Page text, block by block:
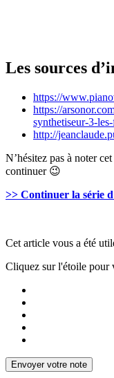
Les sources
https://
https://
synthetiseur-3-
http://
N’hésitez pas à noter
continuer 😉
>> Continuer la série
Cet article vous a été
Cliquez sur l'étoile pour
Envoyer votre note